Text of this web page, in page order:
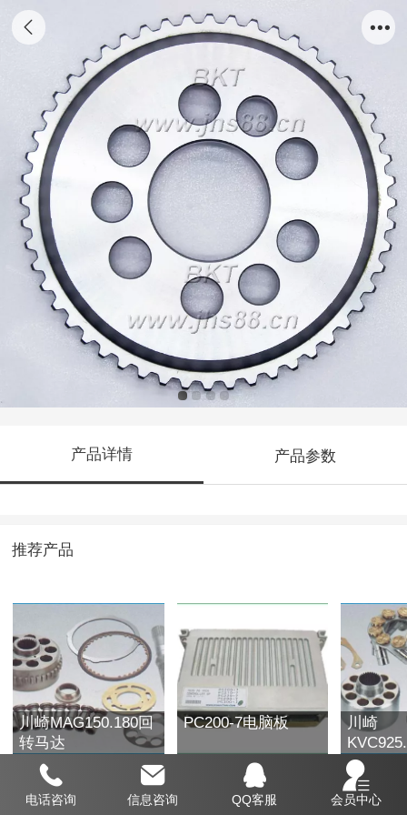
EW60 SUPPORT 52T
产品详情 产品参数
推荐产品
川崎MAG150.180回
转马达
PC200-7电脑板
川崎
泵
电话咨询 信息咨询 QQ客服 会员中心